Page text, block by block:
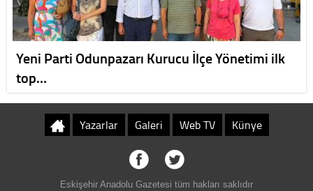
Yeni Parti Odunpazarı Kurucu İlçe Yönetimi ilk
top…
Yazarlar Galeri Web TV Künye
Eskişehir Anadolu Gazetesi tüm hakları saklıdır